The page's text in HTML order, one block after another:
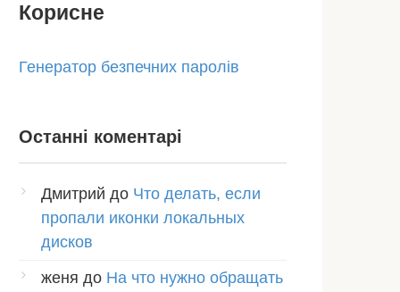
Корисне
Генератор безпечних паролів
Останні коментарі
Дмитрий до Что делать, если
пропали иконки локальных
дисков
женя до На что нужно обращать